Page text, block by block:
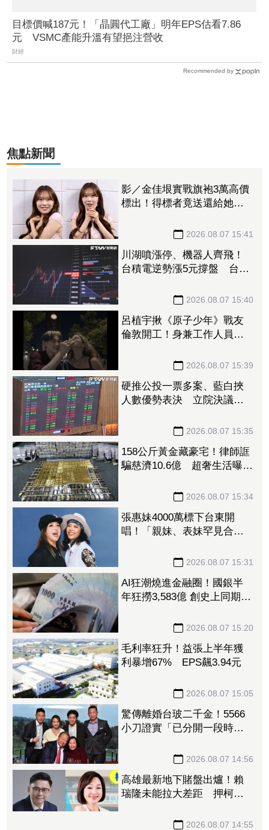
目標價喊187元！「晶圓代工廠」明年EPS估看7.86
元 VSMC產能升溫有望挹注營收
財經
Recommended by
焦點新聞
影／金佳垠實戰旗袍3萬高價
標出！得標者竟送還給她
2026.08.07 15:41
川湖噴漲停、機器人齊飛！
台積電逆勢漲5元撐盤 台股
2026.08.07 15:40
呂植宇揪《原子少年》戰友
倫敦開工！身兼工作人員
2026.08.07 15:39
硬推公投一票多案、藍白挾
人數優勢表決 立院決議逕
2026.08.07 15:35
158公斤黃金藏豪宅！律師誆
騙慈濟10.6億 超奢生活曝
2026.08.07 15:34
張惠妹4000萬標下台東開
唱！「親妹、表妹罕見合
2026.08.07 15:31
AI狂潮燒進金融圈！國銀半
年狂撈3,583億 創史上同期最
2026.08.07 15:20
毛利率狂升！益張上半年獲
利暴增67% EPS飆3.94元
2026.08.07 15:05
驚傳離婚台玻二千金！5566
小刀證實「已分開一段時
2026.08.07 14:56
高雄最新地下賭盤出爐！賴
瑞隆未能拉大差距 押柯志
2026.08.07 14:55